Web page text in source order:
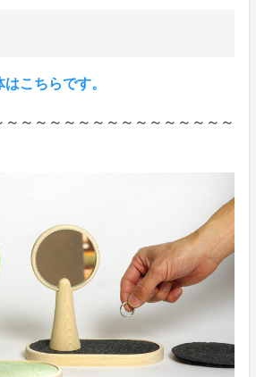
こちらです。
～～～～～～～～～～～～～～～～